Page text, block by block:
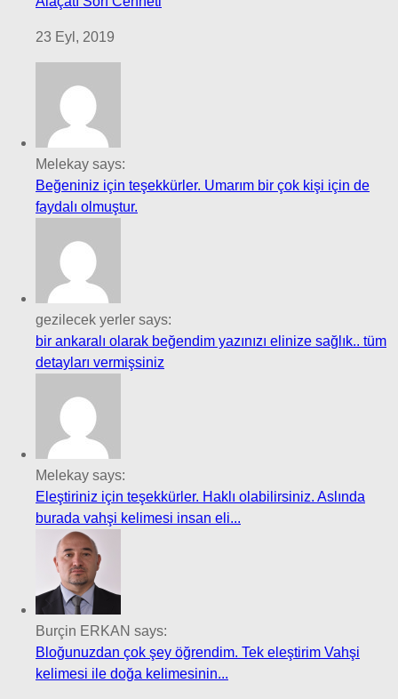
23 Eyl, 2019
Melekay says:
Beğeniniz için teşekkürler. Umarım bir çok kişi için de
faydalı olmuştur.
gezilecek yerler says:
bir ankaralı olarak beğendim yazınızı elinize sağlık.. tüm
detayları vermişsiniz
Melekay says:
Eleştiriniz için teşekkürler. Haklı olabilirsiniz. Aslında
burada vahşi kelimesi insan eli...
Burçin ERKAN says:
Bloğunuzdan çok şey öğrendim. Tek eleştirim Vahşi
kelimesi ile doğa kelimesinin...